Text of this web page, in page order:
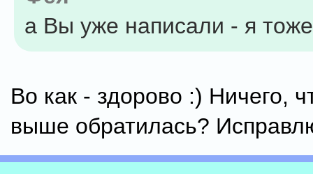
а Вы уже написали - я
Во как - здорово :) Ничего,
выше обратилась?